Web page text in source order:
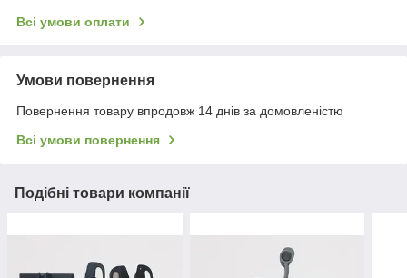
Всі умови оплати
Умови повернення
Повернення товару впродовж 14 днів за домовленістю
Всі умови повернення
Подібні товари компанії